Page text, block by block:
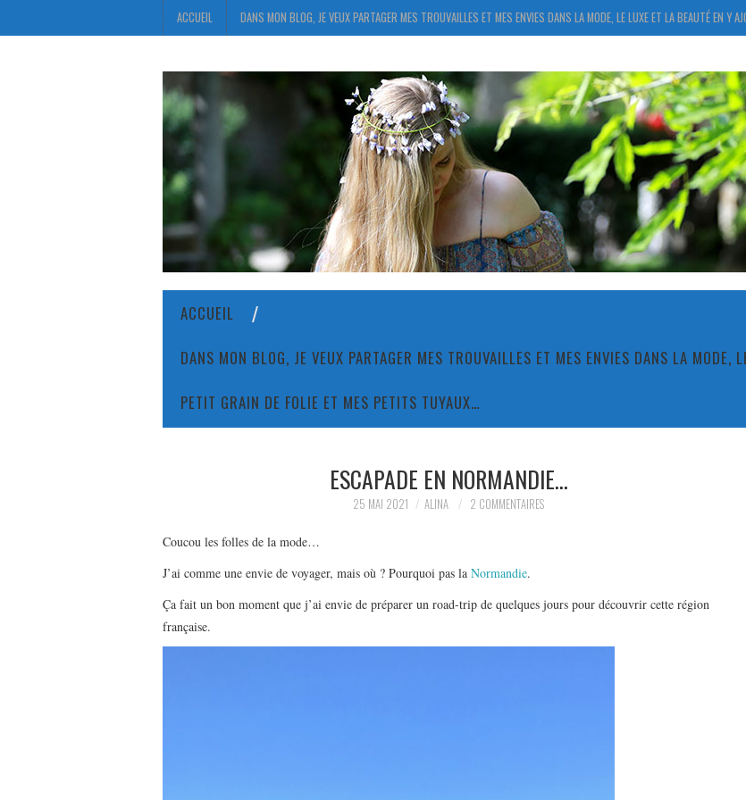
ACCUEIL DANS MON BLOG, JE VEUX PARTAGER MES TROUVAILLES ET MES ENVIES DANS LA MODE, LE LUXE ET LA BEAUTÉ EN
ACCUEIL
DANS MON BLOG, JE VEUX PARTAGER MES TROUVAILLES ET MES ENVIES DANS LA MODE,
PETIT GRAIN DE FOLIE ET MES PETITS TUYAUX…
ESCAPADE EN NORMANDIE…
25 MAI 2021 ALINA 2 COMMENTAIRES
Coucou les folles de la mode…
J’ai comme une envie de voyager, mais où ? Pourquoi pas la Normandie.
Ça fait un bon moment que j’ai envie de préparer un road-trip de quelques jours pour découvrir cette région
française.